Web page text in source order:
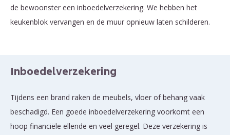
de bewoonster een inboedelverzekering. We hebben het
keukenblok vervangen en de muur opnieuw laten schilderen.
Inboedelverzekering
Tijdens een brand raken de meubels, vloer of behang vaak
beschadigd. Een goede inboedelverzekering voorkomt een
hoop financiële ellende en veel geregel. Deze verzekering is